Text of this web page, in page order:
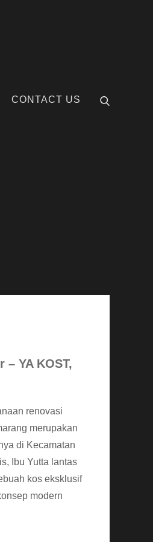
CONTACT US
YA KOST,
renovasi
merupakan
di Kecamatan
Ibu Yutta lantas
kos eksklusif
modern